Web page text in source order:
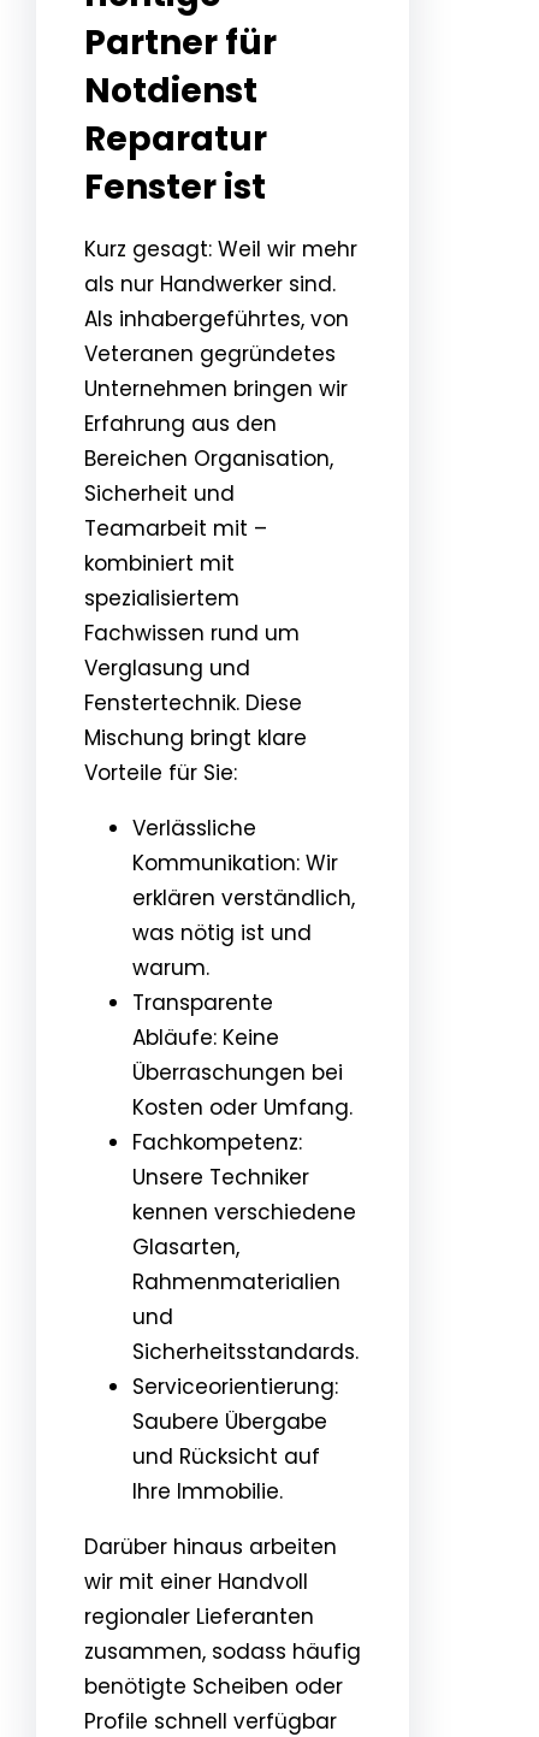
Partner für
Notdienst
Reparatur
Fenster ist
Kurz gesagt: Weil wir mehr
als nur Handwerker sind.
Als inhabergeführtes, von
Veteranen gegründetes
Unternehmen bringen wir
Erfahrung aus den
Bereichen Organisation,
Sicherheit und
Teamarbeit mit –
kombiniert mit
spezialisiertem
Fachwissen rund um
Verglasung und
Fenstertechnik. Diese
Mischung bringt klare
Vorteile für Sie:
Verlässliche
Kommunikation: Wir
erklären verständlich,
was nötig ist und
warum.
Transparente
Abläufe: Keine
Überraschungen bei
Kosten oder Umfang.
Fachkompetenz:
Unsere Techniker
kennen verschiedene
Glasarten,
Rahmenmaterialien
und
Sicherheitsstandards.
Serviceorientierung:
Saubere Übergabe
und Rücksicht auf
Ihre Immobilie.
Darüber hinaus arbeiten
wir mit einer Handvoll
regionaler Lieferanten
zusammen, sodass häufig
benötigte Scheiben oder
Profile schnell verfügbar